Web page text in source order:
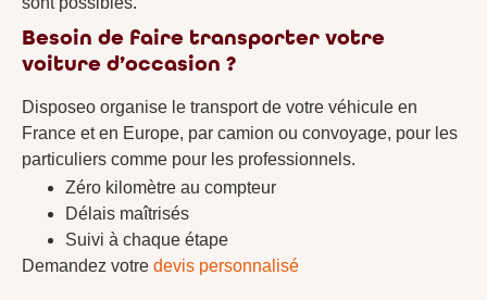
Besoin de faire transporter votre
voiture d’occasion ?
Disposeo organise le transport de votre véhicule en
France et en Europe, par camion ou convoyage, pour les
particuliers comme pour les professionnels.
Zéro kilomètre au compteur
Délais maîtrisés
Suivi à chaque étape
Demandez votre devis personnalisé